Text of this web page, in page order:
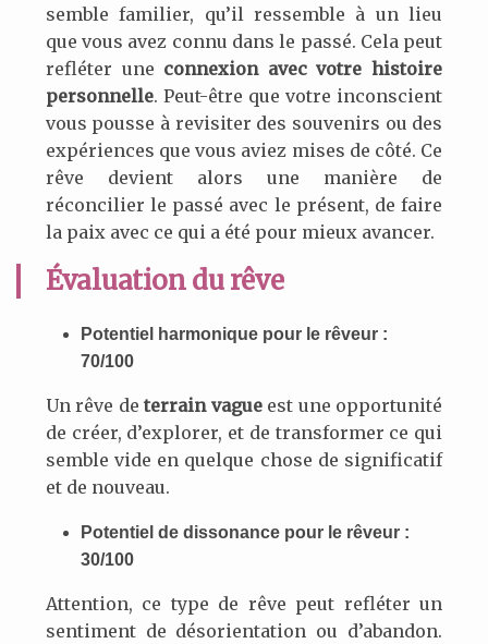
semble familier, qu’il ressemble à un lieu
que vous avez connu dans le passé. Cela peut
refléter une connexion avec votre histoire
personnelle. Peut-être que votre inconscient
vous pousse à revisiter des souvenirs ou des
expériences que vous aviez mises de côté. Ce
rêve devient alors une manière de
réconcilier le passé avec le présent, de faire
la paix avec ce qui a été pour mieux avancer.
Évaluation du rêve
Potentiel harmonique pour le rêveur :
70/100
Un rêve deterrain vagueest une opportunité
de créer, d’explorer, et de transformer ce qui
semble vide en quelque chose de significatif
et de nouveau.
Potentiel de dissonance pour le rêveur :
30/100
Attention, ce type de rêve peut refléter un
sentiment de désorientation ou d’abandon.